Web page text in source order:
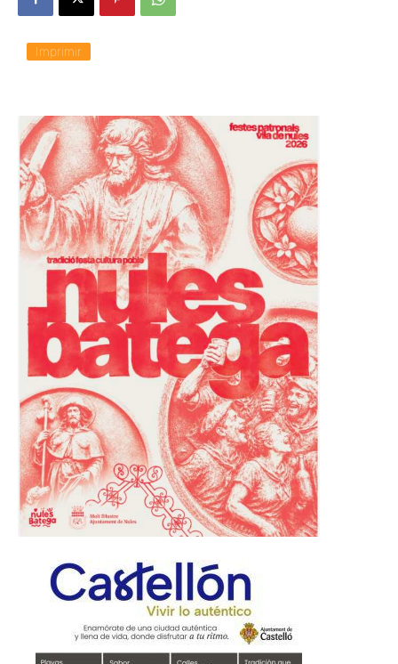
Imprimir